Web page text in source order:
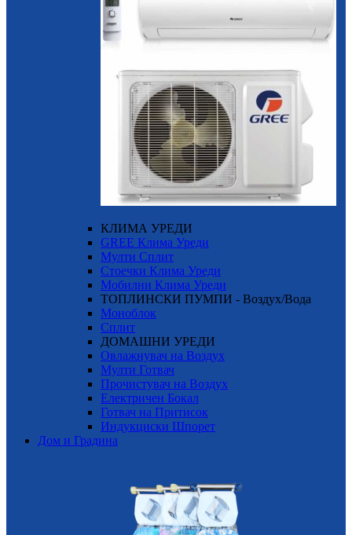
КЛИМА УРЕДИ
GREE Клима Уреди
Мулти Сплит
Стоечки Клима Уреди
Мобилни Клима Уреди
ТОПЛИНСКИ ПУМПИ - Воздух/Вода
Моноблок
Сплит
ДОМАШНИ УРЕДИ
Овлажнувач на Воздух
Мулти Готвач
Прочистувач на Воздух
Електричен Бокал
Готвач на Притисок
Индукциски Шпорет
Дом и Градина